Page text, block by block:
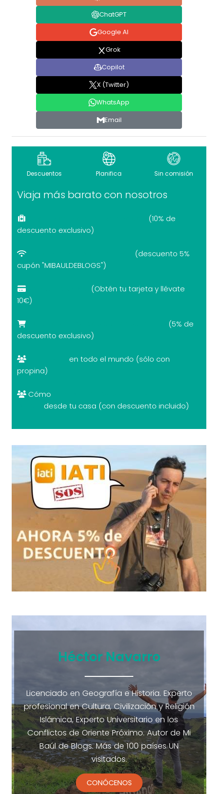
ChatGPT
Google AI
Grok
Copilot
X (Twitter)
WhatsApp
Email
Descuentos Planifica Sin comisión
Viaja más barato con nosotros
(10% de
descuento exclusivo)
(descuento 5%
cupón "MIBAULDEBLOGS")
(Obtén tu tarjeta y llévate
10€)
(5% de
descuento exclusivo)
en todo el mundo (sólo con
propina)
Cómo
desde tu casa (con descuento incluido)
Héctor Navarro
Licenciado en Geografía e Historia. Experto
profesional en Cultura, Civilización y Religión
Islámica, Experto Universitario en los
Conflictos de Oriente Próximo. Autor de Mi
Baúl de Blogs. Más de 100 países UN
visitados.
CONÓCENOS